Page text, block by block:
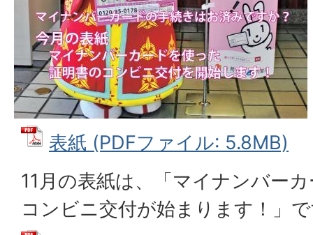
表紙 (PDFファイル: 5.8MB)
11月の表紙は、「マイナンバー
コンビニ交付が始まります！」